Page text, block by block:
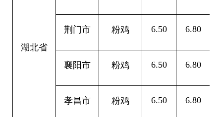
湖北省
荆门市 粉鸡 6.50 6.80
襄阳市 粉鸡 6.50 6.80
孝昌市 粉鸡 6.50 6.80